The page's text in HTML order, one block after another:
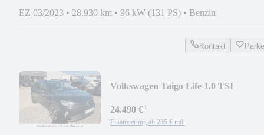
EZ 03/2023 • 28.930 km • 96 kW (131 PS) • Benzin
Kontakt
Volkswagen Taigo Life 1.0 TSI
24.490 €¹
Finanzierung ab 235 € mtl.